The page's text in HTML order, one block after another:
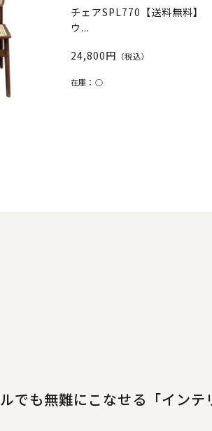
チェアSPL770【送料無料】
ウ...
24,800円 （税込）
在庫： ○
でも無難にこなせる「インテ